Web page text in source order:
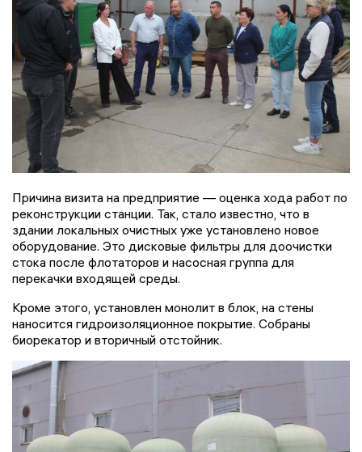
Причина визита на предприятие — оценка хода работ по
реконструкции станции. Так, стало известно, что в
здании локальных очистных уже установлено новое
оборудование. Это дисковые фильтры для доочистки
стока после флотаторов и насосная группа для
перекачки входящей среды.
Кроме этого, установлен монолит в блок, на стены
наносится гидроизоляционное покрытие. Собраны
биорекатор и вторичный отстойник.